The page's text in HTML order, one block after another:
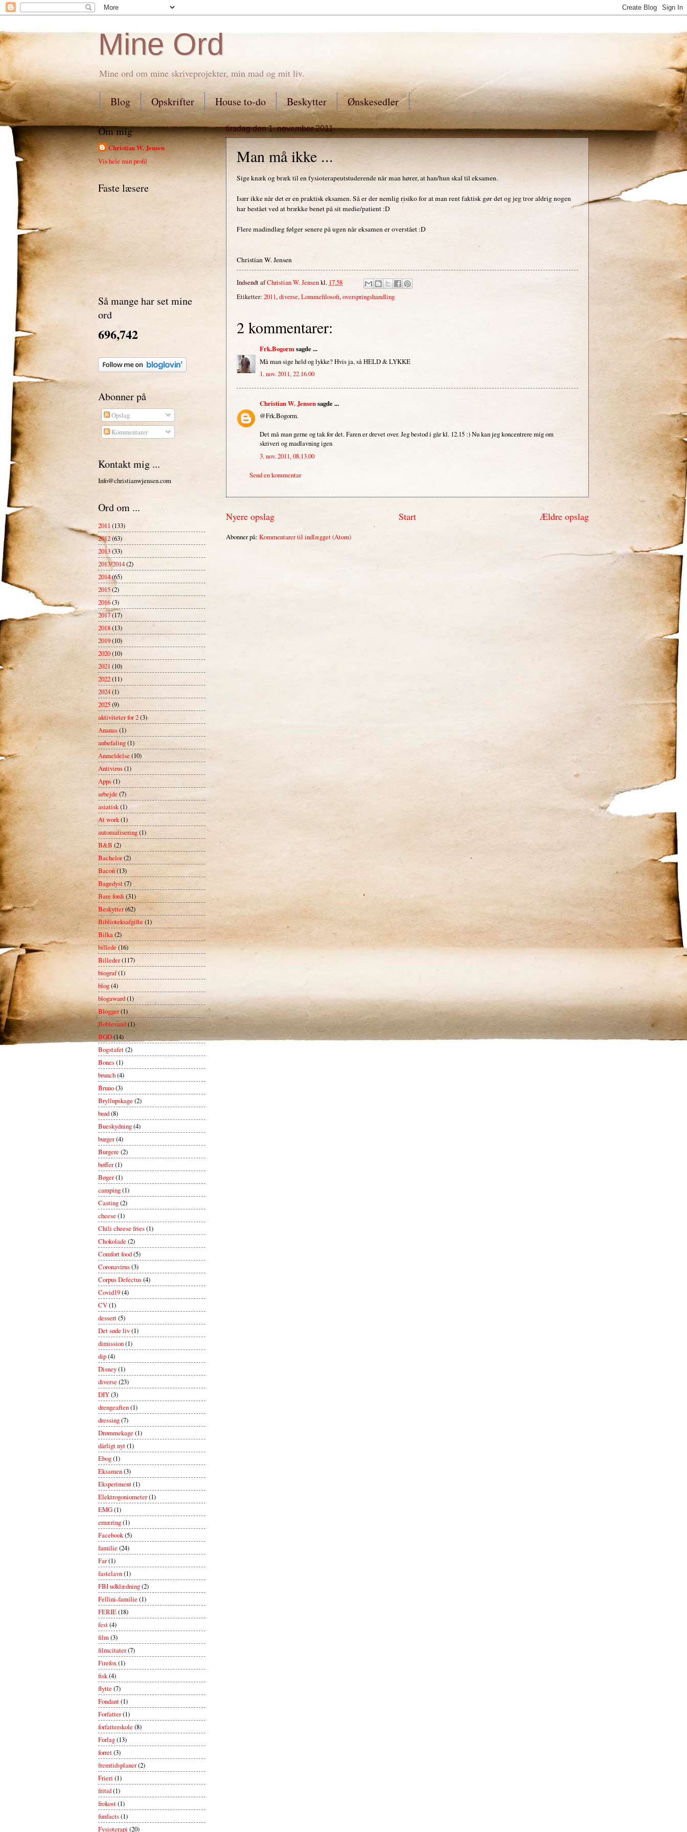
Mine Ord
Mine ord om mine skriveprojekter, min mad og mit liv.
Blog Opskrifter House to-do Beskytter Ønskesedler
tirsdag den 1. november 2011
Man må ikke ...
Sige knæk og bræk til en fysioterapeutstuderende når man hører, at han/hun skal til eksamen.
Især ikke når det er en praktisk eksamen. Så er der nemlig risiko for at man rent faktisk gør det og jeg tror aldrig nogen
har bestået ved at brække benet på sit medie/patient :D
Flere madindlæg følger senere på ugen når eksamen er overstået :D
Christian W. Jensen
Indsendt afChristian W. Jensenkl. 17.58
Etiketter: 2011,diverse,Lommefilosofi,overspringshandling
2 kommentarer:
Frk.Bogormsagde ...
Må man sige held og lykke? Hvis ja, så HELD & LYKKE
1. nov. 2011, 22.16.00
Christian W. Jensensagde ...
@Frk.Bogorm.
Det må man gerne og tak for det. Faren er drevet over. Jeg bestod i går kl. 12.15 :) Nu kan jeg koncentrere mig om
skriveri og madlavning igen
3. nov. 2011, 08.13.00
Send en kommentar
Nyere opslag Ældre opslag
Start
Abonner på: Kommentarer til indlægget (Atom)
Om mig
Christian W. Jensen
Vis hele min profil
Faste læsere
Så mange har set mine
ord
696,742
Abonner på
Opslag
Kommentarer
Kontakt mig ...
Info@christianwjensen.com
Ord om ...
2011 (133)
2012(63)
2013(33)
2013/2014(2)
2014(65)
2015(2)
2016(3)
2017(17)
2018(13)
2019(10)
2020(10)
2021 (10)
2022(11)
2024(1)
2025(9)
aktiviteter for 2(3)
Ananas(1)
anbefaling(1)
Anmeldelse(10)
Antivirus(1)
Apps(1)
arbejde (7)
asiatisk(1)
At work(1)
automatisering(1)
B&B (2)
Bachelor(2)
Bacon(13)
Bagedyst(7)
Bare fordi (31)
Beskytter(62)
Biblioteksafgifte (1)
Bilka(2)
billede (16)
Billeder(117)
biograf(1)
blog(4)
blogaward(1)
Blogger(1)
Boblevand(1)
BOD(14)
Bogstafet(2)
Bones(1)
brunch(4)
Bruno(3)
Bryllupskage(2)
brød(8)
Bueskydning(4)
burger(4)
Burgere(2)
bøffer(1)
Bøger(1)
camping(1)
Casting(2)
cheese(1)
Chili cheese fries(1)
Chokolade(2)
Comfort food(5)
Coronavirus(3)
Corpus Defectus(4)
Covid19(4)
CV(1)
dessert(5)
Det søde liv(1)
dimission(1)
dip(4)
Disney(1)
diverse(23)
DIY(3)
drengeaften(1)
dressing(7)
Drømmekage(1)
dårligt nyt(1)
Ebog(1)
Eksamen(3)
Eksperiment(1)
Elektrogoniometer(1)
EMG(1)
ernæring(1)
Facebook(5)
familie(24)
Far(1)
fastelavn(1)
FBI udklædning(2)
Fellini-familie(1)
FERIE(18)
fest(4)
film(3)
filmcitater(7)
Firefox(1)
fisk(4)
flytte(7)
Fondant(1)
Forfatter(1)
forfatterskole(8)
Forlag(13)
forret(3)
fremtidsplaner(2)
Frieri (1)
fritid(1)
frokost(1)
funfacts(1)
Fysioterapi (20)